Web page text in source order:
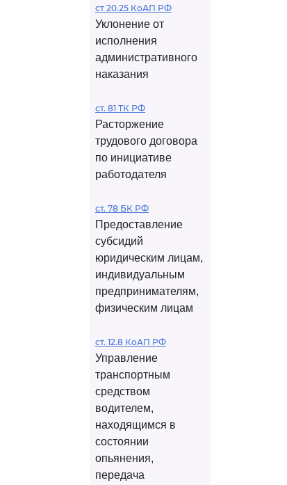
ст 20.25 КоАП РФ
Уклонение от
исполнения
административного
наказания
ст. 81 ТК РФ
Расторжение
трудового договора
по инициативе
работодателя
ст. 78 БК РФ
Предоставление
субсидий
юридическим лицам,
индивидуальным
предпринимателям,
физическим лицам
ст. 12.8 КоАП РФ
Управление
транспортным
средством
водителем,
находящимся в
состоянии
опьянения,
передача